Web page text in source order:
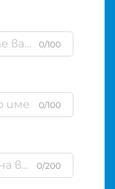
0/100
0/100
0/200